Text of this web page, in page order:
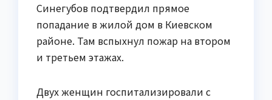
Синегубов подтвердил прямое
попадание в жилой дом в Киевском
районе. Там вспыхнул пожар на втором
и третьем этажах.
Двух женщин госпитализировали с